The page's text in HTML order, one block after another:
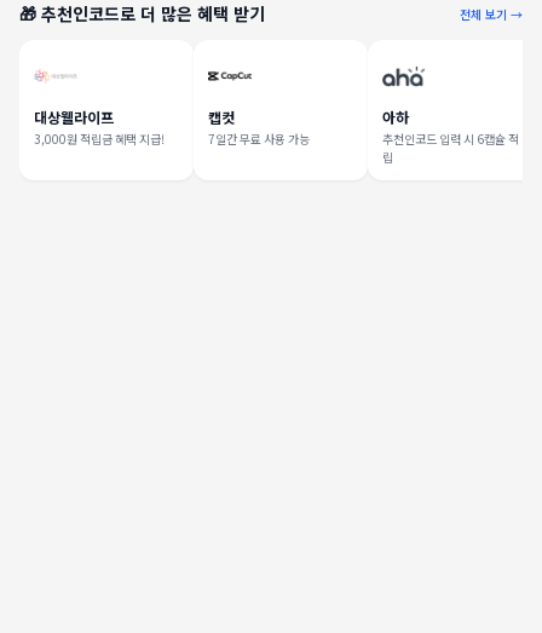
🎁 추천인코드로 더 많은 혜택 받기 전체 보기 →
대상웰라이프
3,000원 적립금 혜택 지급!
캡컷
7일간 무료 사용 가능
아하
추천인코드 입력 시 6캡슐 적
립